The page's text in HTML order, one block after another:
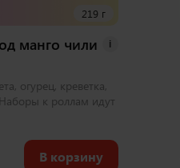
219 г
манго чили i
огурец, креветка,
к роллам идут
В корзину